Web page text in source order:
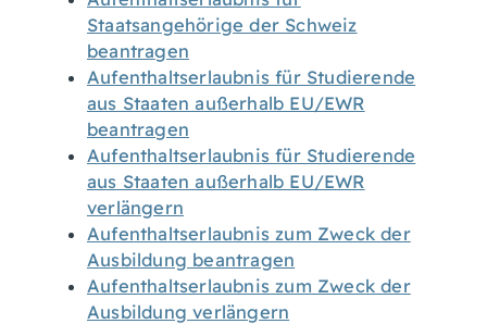
Staatsangehörige der Schweiz
beantragen
Aufenthaltserlaubnis für Studierende
aus Staaten außerhalb EU/EWR
beantragen
Aufenthaltserlaubnis für Studierende
aus Staaten außerhalb EU/EWR
verlängern
Aufenthaltserlaubnis zum Zweck der
Ausbildung beantragen
Aufenthaltserlaubnis zum Zweck der
Ausbildung verlängern